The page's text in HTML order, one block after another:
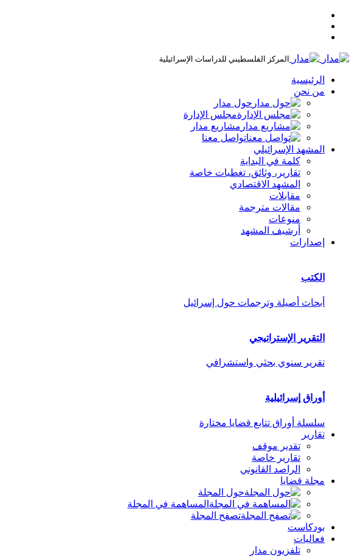
المركز الفلسطيني للدراسات الإسرائيلية
الرئيسية
من نحن
حول مدار
مجلس الإدارة
مشاريع مدار
تواصل معنا
المشهد الإسرائيلي
كلمة في البداية
تقارير، وثائق، تغطيات خاصة
المشهد الاقتصادي
مقابلات
مقالات مترجمة
منوعات
أرشيف المشهد
إصدارات
الكتب
أبحاث أصيلة وترجمات حول إسرائيل
التقرير الإستراتيجي
تقرير سنوي بحثي واستشرافي
أوراق إسرائيلية
سلسلة أوراق تتابع قضايا مختارة
تقارير
تقدير موقف
تقارير خاصة
الراصد القانوني
مجلة قضايا
حول المجلة
المساهمة في المجلة
تصفح المجلة
بودكاست
فعاليات
تلفزيون مدار